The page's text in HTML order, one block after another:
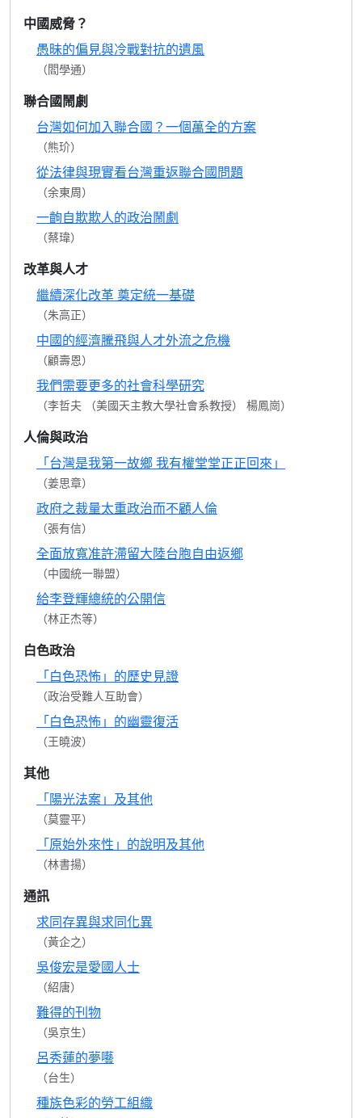
中國威脅？
愚昧的偏見與冷戰對抗的遺風
（閻學通）
聯合國鬧劇
台灣如何加入聯合國？一個萬全的方案
（熊玠）
從法律與現實看台灣重返聯合國問題
（余東周）
一齣自欺欺人的政治鬧劇
（蔡瑋）
改革與人才
繼續深化改革 奠定統一基礎
（朱高正）
中國的經濟騰飛與人才外流之危機
（顧壽恩）
我們需要更多的社會科學研究
（李哲夫 （美國天主教大學社會系教授） 楊鳳崗）
人倫與政治
「台灣是我第一故鄉 我有權堂堂正正回來」
（姜思章）
政府之裁量太重政治而不顧人倫
（張有信）
全面放寬准許滯留大陸台胞自由返鄉
（中國統一聯盟）
給李登輝總統的公開信
（林正杰等）
白色政治
「白色恐怖」的歷史見證
（政治受難人互助會）
「白色恐怖」的幽靈復活
（王曉波）
其他
「陽光法案」及其他
（莫靈平）
「原始外來性」的說明及其他
（林書揚）
通訊
求同存異與求同化異
（黃企之）
吳俊宏是愛國人士
（紹唐）
難得的刊物
（吳京生）
呂秀蓮的夢囈
（台生）
種族色彩的勞工組織